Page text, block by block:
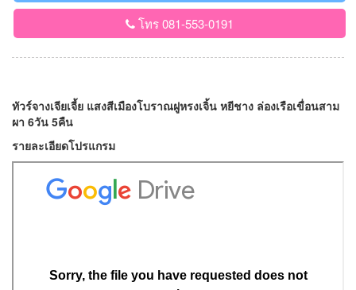
โทร 081-553-0191
ทัวร์จางเจียเจี้ย แสงสีเมืองโบราณฝูหรงเจิ้น หยีชาง ล่องเรือเขื่อนสาม
ผา 6วัน 5คืน
รายละเอียดโปรแกรม